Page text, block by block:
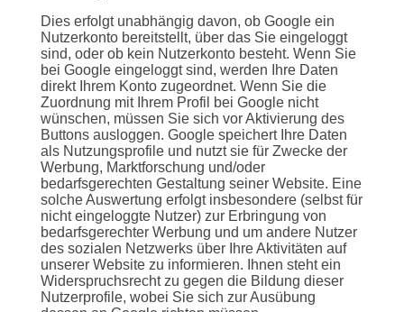
Dies erfolgt unabhängig davon, ob Google ein
Nutzerkonto bereitstellt, über das Sie eingeloggt
sind, oder ob kein Nutzerkonto besteht. Wenn Sie
bei Google eingeloggt sind, werden Ihre Daten
direkt Ihrem Konto zugeordnet. Wenn Sie die
Zuordnung mit Ihrem Profil bei Google nicht
wünschen, müssen Sie sich vor Aktivierung des
Buttons ausloggen. Google speichert Ihre Daten
als Nutzungsprofile und nutzt sie für Zwecke der
Werbung, Marktforschung und/oder
bedarfsgerechten Gestaltung seiner Website. Eine
solche Auswertung erfolgt insbesondere (selbst für
nicht eingeloggte Nutzer) zur Erbringung von
bedarfsgerechter Werbung und um andere Nutzer
des sozialen Netzwerks über Ihre Aktivitäten auf
unserer Website zu informieren. Ihnen steht ein
Widerspruchsrecht zu gegen die Bildung dieser
Nutzerprofile, wobei Sie sich zur Ausübung